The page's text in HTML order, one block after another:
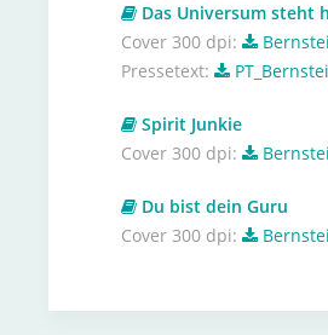
Das Universum steht
Cover 300 dpi:
Pressetext:
Spirit Junkie
Cover 300 dpi:
Du bist dein Guru
Cover 300 dpi: